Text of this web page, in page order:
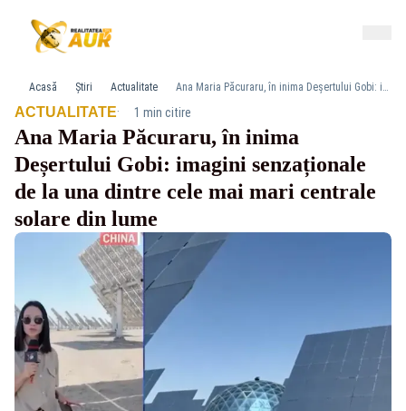
Acasă Știri Actualitate Ana Maria Păcuraru, în inima Deșertului Gobi: imagini senzaționale de la una dintre cele mai mari centrale solare din lume
ACTUALITATE· 1 min citire
Ana Maria Păcuraru, în inima
Deșertului Gobi: imagini senzaționale
de la una dintre cele mai mari centrale
solare din lume